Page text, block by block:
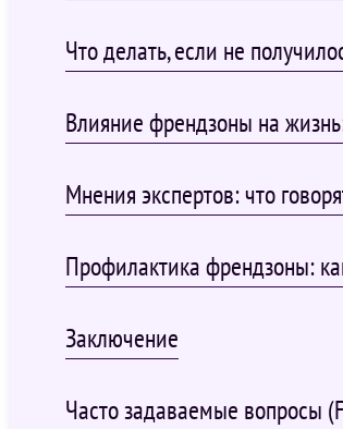
Что делать, если не
Влияние френдзоны на
Мнения экспертов: что
Профилактика френдзоны:
Заключение
Часто задаваемые вопросы